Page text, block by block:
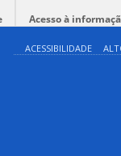
Acesso à
ACESSIBILIDADE